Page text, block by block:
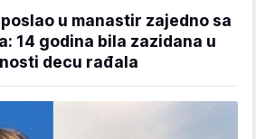
u manastir zajedno sa
14 godina bila zazidana u
decu rađala